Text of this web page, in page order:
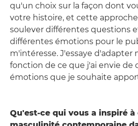
qu'un choix sur la façon dont
votre histoire, et cette
soulever différentes questions
différentes émotions pour le
m'intéresse. J'essaye d'adapter
fonction de ce que j'ai envie de
émotions que je souhaite
Qu'est-ce qui vous a inspiré à